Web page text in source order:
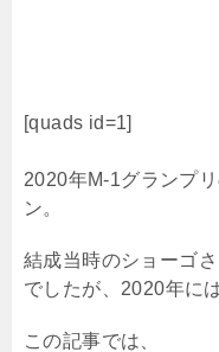
[quads id=1]
2020年M-1グランプ
ン。
結成当時のショーゴ
でしたが、 2020年に
この記事では、